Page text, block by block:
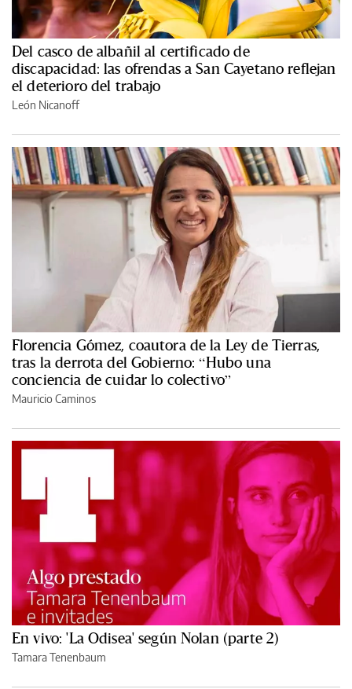
Del casco de albañil al certificado de
discapacidad: las ofrendas a San Cayetano reflejan
el deterioro del trabajo
León Nicanoff
Florencia Gómez, coautora de la Ley de Tierras,
tras la derrota del Gobierno: “Hubo una
conciencia de cuidar lo colectivo”
Mauricio Caminos
En vivo: 'La Odisea' según Nolan (parte 2)
Tamara Tenenbaum